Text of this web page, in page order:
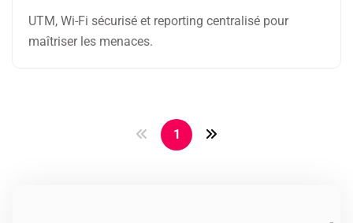
UTM, Wi-Fi sécurisé et reporting centralisé pour
maîtriser les menaces.
1